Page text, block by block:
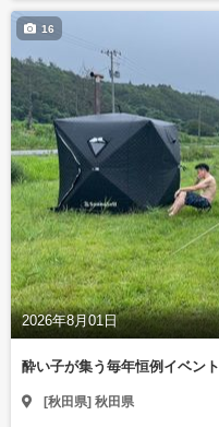
2026年8月01日
16
酔い子が集う毎年恒例イベント
[秋田県] 秋田県